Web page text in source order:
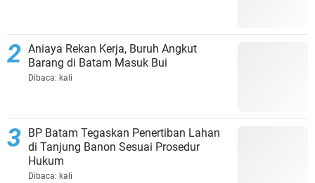
Aniaya Rekan Kerja, Buruh Angkut
Barang di Batam Masuk Bui
Dibaca: kali
BP Batam Tegaskan Penertiban Lahan
di Tanjung Banon Sesuai Prosedur
Hukum
Dibaca: kali